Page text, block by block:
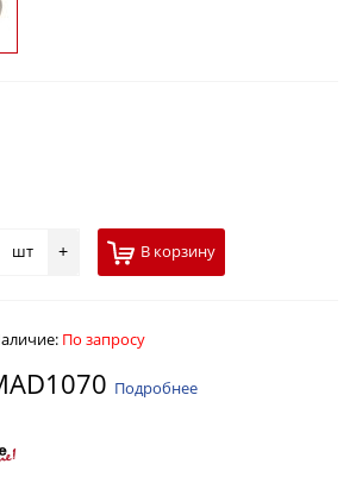
шт + В корзину
По запросу
Подробнее